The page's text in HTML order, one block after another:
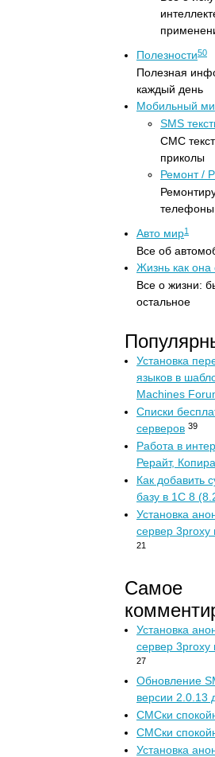
Полезности50
Полезная
каждый день
Мобильный
SMS
СМС
приколы
Ремонт /
Авто мир1
Все об
Жизнь как она
Все о жизни:
остальное
Установка
языков в
Machines
Списки
серверов 39
Работа в
Рерайт,
Как добавить
базу в 1С 8
Установка
сервер 3proxy
21
Самое
Установка
сервер 3proxy
27
Обновление
версии 2.0.13
СМСки
СМСки
Установка